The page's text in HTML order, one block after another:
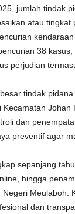
jumlah tindak
atau tingkat
38
perjudian
tindak
dan
preventif agar
sepanjang
hingga
Meulaboh.
dan